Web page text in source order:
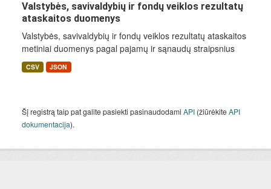
Valstybės, savivaldybių ir fondų veiklos rezultatų
ataskaitos duomenys
Valstybės, savivaldybių ir fondų veiklos rezultatų ataskaitos
metiniai duomenys pagal pajamų ir sąnaudų straipsnius
CSV JSON
Šį registrą taip pat galite pasiekti pasinaudodami API (žiūrėkiteAPI
dokumentacija).